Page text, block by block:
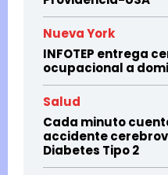
Nueva York
INFOTEP entrega
ocupacional a
Salud
Cada minuto
accidente
Diabetes Tipo 2